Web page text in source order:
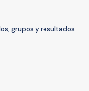
grupos y resultados